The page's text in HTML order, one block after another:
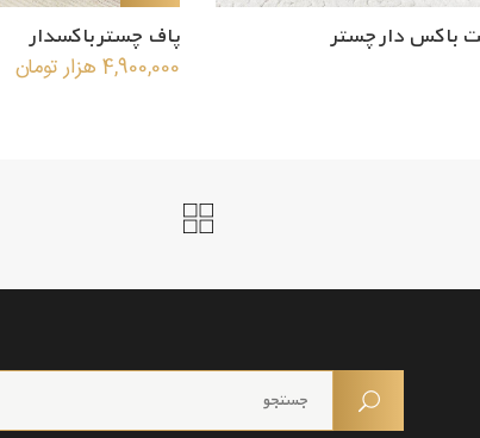
باکس دار چستر پاف چستر باکسدار
4,900,000 هزار تومان